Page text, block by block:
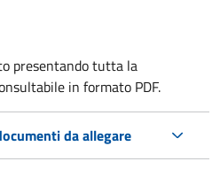
presentando tutta la
in formato PDF.
da allegare